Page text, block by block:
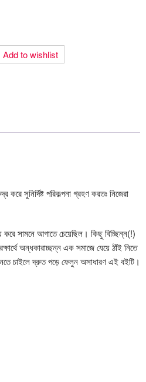
Add to wishlist
সুনির্দিষ্ট পরিকল্পনা গ্রহণ করতঃ নিজেরা
করে সামনে আগাতে চেয়েছিল। কিছু বিচ্ছিন্ন(!)
অন্ধকারাচ্ছন্ন এক সমাজে যেয়ে ঠাঁই নিতে
চাইলে দ্রুত পড়ে ফেলুন অসাধারণ এই বইটি।